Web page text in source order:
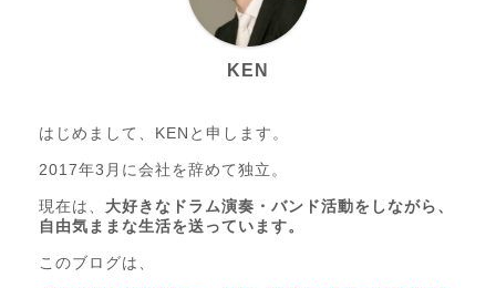
KEN
はじめまして、KENと申します。
2017年3月に会社を辞めて独立。
現在は、 大好きなドラム演奏・バンド活動をしながら、
自由気ままな生活を送っています。
このブログは、